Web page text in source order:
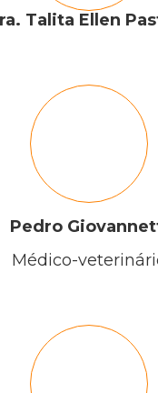
Talita Ellen
Pedro
Médico-